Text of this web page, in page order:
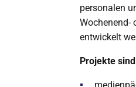
personalen
Wochenend-
entwickelt
Projekte